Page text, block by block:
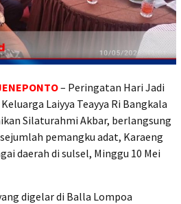
– Peringatan Hari Jadi
Laiyya Teayya Ri Bangkala
Silaturahmi Akbar, berlangsung
pemangku adat, Karaeng
daerah di sulsel, Minggu 10 Mei
digelar di Balla Lompoa